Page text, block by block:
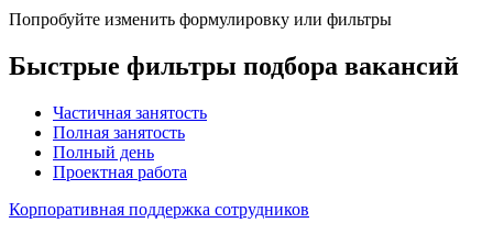
Попробуйте изменить формулировку или фильтры
Быстрые фильтры подбора вакансий
Частичная занятость
Полная занятость
Полный день
Проектная работа
Корпоративная поддержка сотрудников